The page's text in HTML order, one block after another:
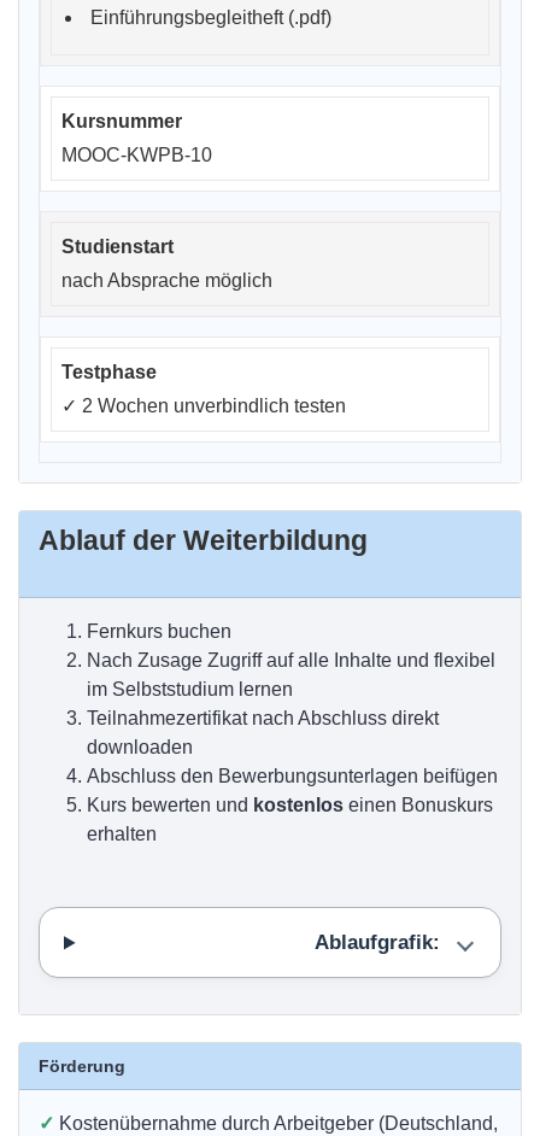
Einführungsbegleitheft (.pdf)
MOOC-KWPB-10
nach Absprache möglich
✓ 2 Wochen unverbindlich testen
Ablauf der Weiterbildung
Fernkurs buchen
Nach Zusage Zugriff auf alle Inhalte und flexibel
im Selbststudium lernen
Teilnahmezertifikat nach Abschluss direkt
downloaden
Abschluss den Bewerbungsunterlagen beifügen
Kurs bewerten und kostenlos einen Bonuskurs
erhalten
Ablaufgrafik:
Förderung
✓ Kostenübernahme durch Arbeitgeber (Deutschland,